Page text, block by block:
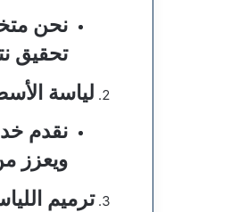
نحن
تحقيق
لياسة
نقدم
ويعزز
ترميم